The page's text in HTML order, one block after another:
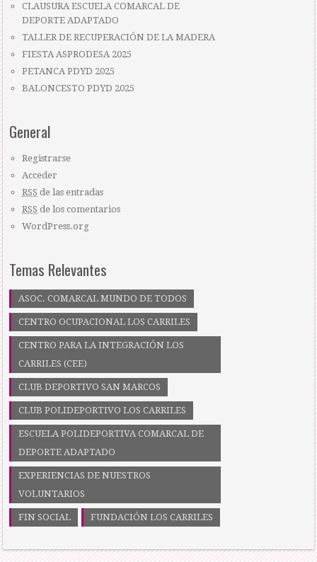
CLAUSURA ESCUELA COMARCAL DE
DEPORTE ADAPTADO
TALLER DE RECUPERACIÓN DE LA MADERA
FIESTA ASPRODESA 2025
PETANCA PDYD 2025
BALONCESTO PDYD 2025
General
Registrarse
Acceder
RSS de las entradas
RSS de los comentarios
WordPress.org
Temas Relevantes
ASOC. COMARCAL MUNDO DE TODOS
CENTRO OCUPACIONAL LOS CARRILES
CENTRO PARA LA INTEGRACIÓN LOS
CARRILES (CEE)
CLUB DEPORTIVO SAN MARCOS
CLUB POLIDEPORTIVO LOS CARRILES
ESCUELA POLIDEPORTIVA COMARCAL DE
DEPORTE ADAPTADO
EXPERIENCIAS DE NUESTROS
VOLUNTARIOS
FIN SOCIAL FUNDACIÓN LOS CARRILES